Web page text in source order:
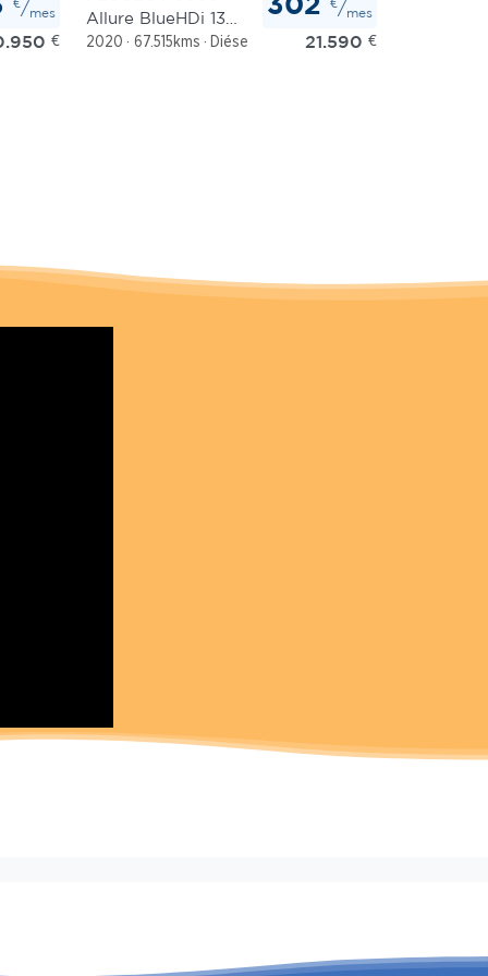
€
€/mes
2020 67.515kms Diésel Automático
21.590 €
€/mes